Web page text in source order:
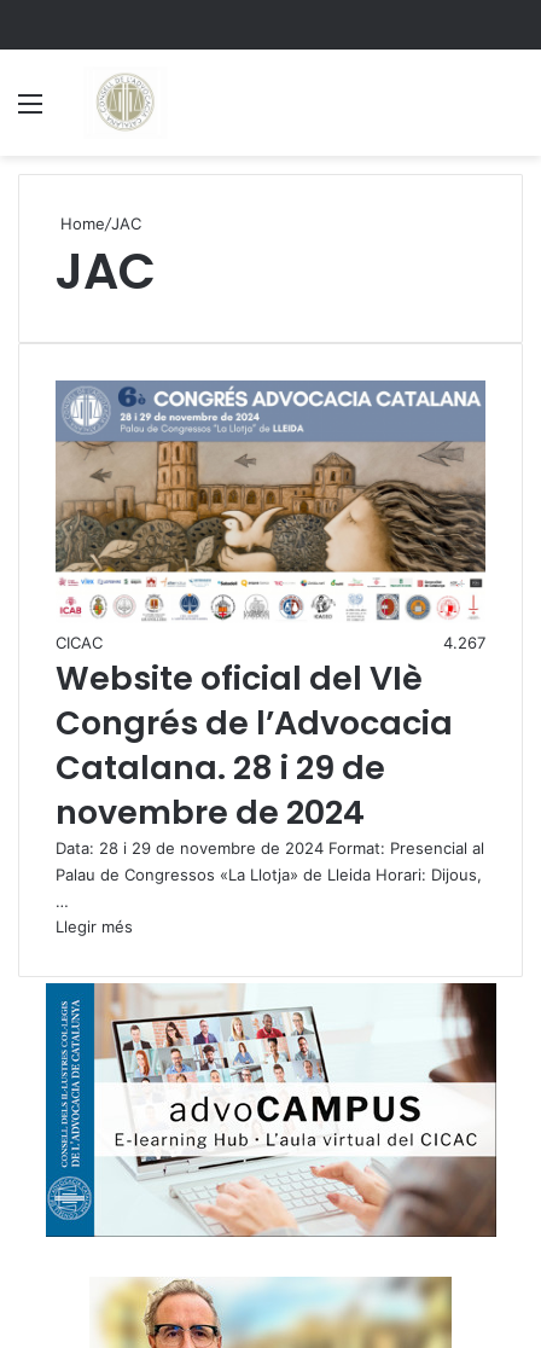
Home/JAC
JAC
CICAC 4.267
Website oficial del VIè
Congrés de l’Advocacia
Catalana. 28 i 29 de
novembre de 2024
Data: 28 i 29 de novembre de 2024 Format: Presencial al
Palau de Congressos «La Llotja» de Lleida Horari: Dijous,
…
Llegir més